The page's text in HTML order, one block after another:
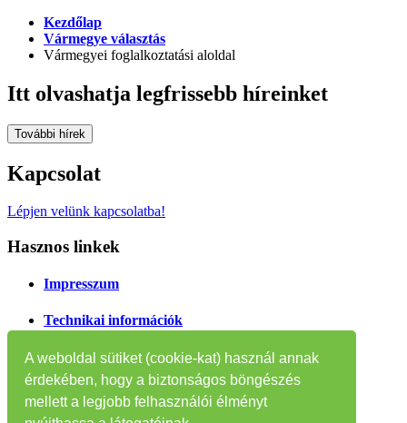
A weboldal sütiket (cookie-kat) használ annak
érdekében, hogy a biztonságos böngészés
mellett a legjobb felhasználói élményt
Kezdőlap
Vármegye választás
Vármegyei foglalkoztatási aloldal
Itt olvashatja legfrissebb híreinket
További hírek
Kapcsolat
Lépjen velünk kapcsolatba!
Hasznos linkek
Impresszum
Technikai információk
Oldaltérkép
Tájékoztatók